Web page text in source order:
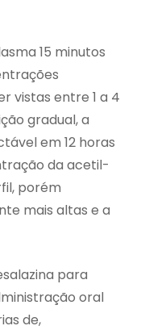
15 minutos
vistas entre 1 a 4
gradual, a
em 12 horas
da acetil-
porém
mais altas e a
para
oral
de,